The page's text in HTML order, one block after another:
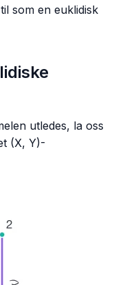
som en euklidisk
utledes, la oss
(X, Y)-